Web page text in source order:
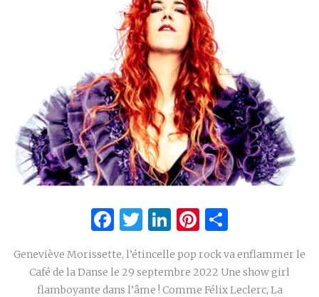
Facebook
Twitter
LinkedIn
Pinterest
Geneviève Morissette, l’étincelle pop rock va enflammer le
Café de la Danse le 29 septembre 2022 Une show girl
flamboyante dans l’âme ! Comme Félix Leclerc, La